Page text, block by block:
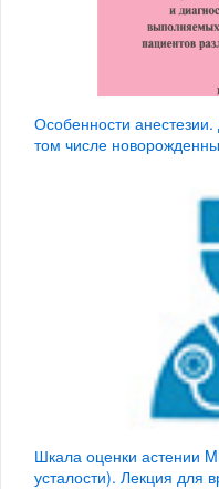
Особенности
том числе
Шкала оценки астении
усталости). Лекция для